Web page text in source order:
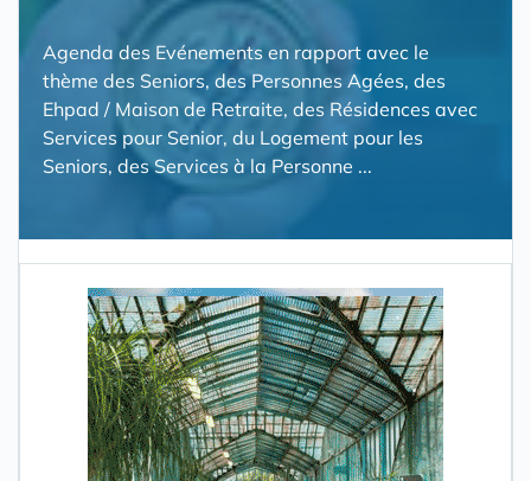
Agenda des Evénements en rapport avec le
thème des Seniors, des Personnes Agées, des
Ehpad / Maison de Retraite, des Résidences avec
Services pour Senior, du Logement pour les
Seniors, des Services à la Personne ...